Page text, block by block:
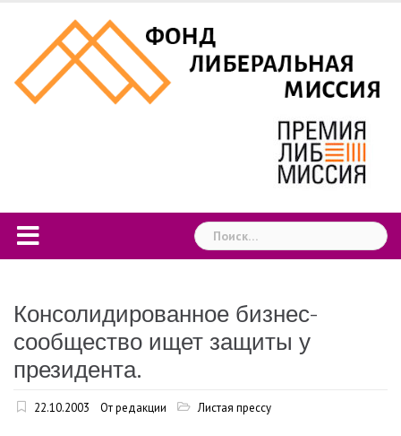
content
Найти:
Консолидированное бизнес-
сообщество ищет защиты у
президента.
22.10.2003 От редакции Листая прессу